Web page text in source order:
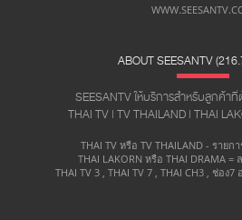
ABOUT SEESANTV
SEESANTV ให้บริการสำหรับลูกค้า
THAI TV | TV THAILAND | THAI
THAI TV หรือ TV THAILAND - รายก
THAI LAKORN หรือ THAI DRAMA =
THAI TV 3 , THAI TV 7 , THAI CH3 , ช่อ